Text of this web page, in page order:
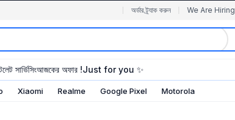
অর্ডার ট্র্যাক করুন We Are Hiring
সার্ভিসিংআজকের অফার !Just for you ✨
Xiaomi Realme Google Pixel Motorola